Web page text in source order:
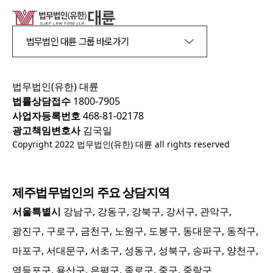
법무법인 대륜 그룹 바로가기
법무법인(유한) 대륜
법률상담접수 1800-7905
사업자등록번호468-81-02178
광고책임변호사김국일
Copyright 2022 법무법인(유한) 대륜 all rights reserved
제주법무법인의 주요 상담지역
서울특별시 강남구, 강동구, 강북구, 강서구, 관악구,
광진구, 구로구, 금천구, 노원구, 도봉구, 동대문구, 동작구,
마포구, 서대문구, 서초구, 성동구, 성북구, 송파구, 양천구,
영등포구, 용산구, 은평구, 종로구, 중구, 중랑구